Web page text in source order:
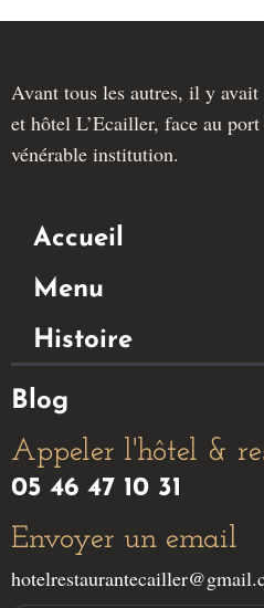
Avant tous les autres, il y
et hôtel L’Ecailler, face au
vénérable institution.
Accueil
Menu
Histoire
Blog
Appeler l'hôtel &
05 46 47 10 31
Envoyer un email